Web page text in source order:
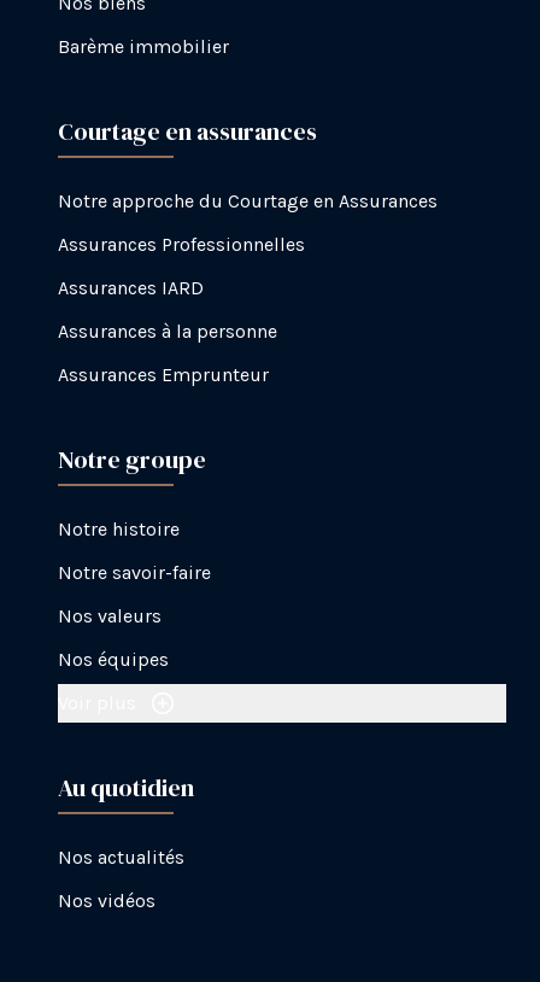
Barème immobilier
Courtage en assurances
Notre approche du Courtage en Assurances
Assurances Professionnelles
Assurances IARD
Assurances à la personne
Assurances Emprunteur
Notre groupe
Notre histoire
Notre savoir-faire
Nos valeurs
Nos équipes
Au quotidien
Nos actualités
Nos vidéos